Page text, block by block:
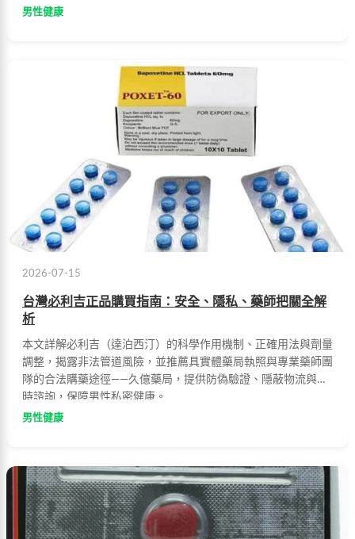
男性健康
2026-07-15
台灣必利吉正品購買指南：安全、隱私、藥師把關全解
析
本文詳解必利吉（達泊西汀）的科學作用機制、正確用法與劑量
調整，揭露非法管道風險，並推薦具實體藥局執照與專業藥師團
隊的合法購藥途徑——久億藥局，提供防偽驗證、隱蔽物流與即
時諮詢，保障男性私密健康。
男性健康